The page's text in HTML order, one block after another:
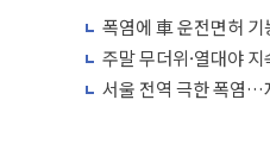
폭염에 車 운전면허
편성…체감온도 38도
주말 무더위·열대야
나기
서울 전역 극한 폭염…
포항시
울진·
[종합]